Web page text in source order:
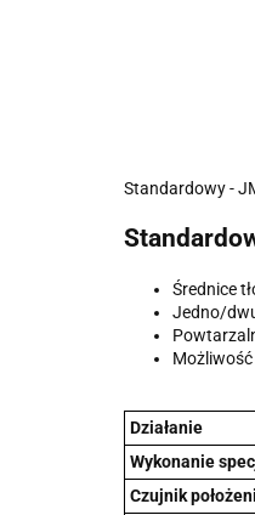
Standardowy -
Średnice
Jedno/
Możliwość
Działanie
Wykonanie
Czujnik